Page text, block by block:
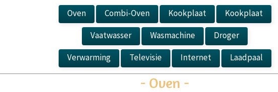
Oven
Combi-Oven Kookplaat
Kookplaat
Vaatwasser
Wasmachine
Droger
Verwarming
Televisie Internet Laadpaal
- Oven -